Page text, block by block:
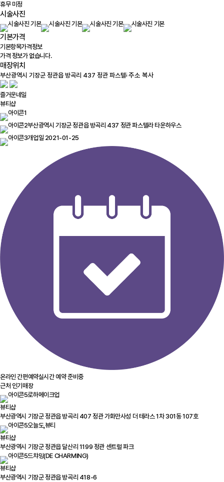
휴무 미정
시술사진
기본가격
기본항목가격정보
가격 정보가 없습니다.
매장위치
주소 복사
즐거운네일
뷰티샵
부산광역시 기장군 정관읍 방곡리 437 정관 파스텔라 타운하우스
개업일 2021-01-25
온라인 간편예약실시간 예약 준비중
근처 인기매장
로하메이크업
뷰티샵
부산광역시 기장군 정관읍 방곡리 407 정관 가화만사성 더 테라스 1차 301동 107호
오늘도,뷰티
뷰티샵
부산광역시 기장군 정관읍 달산리 1199 정관 센트럴 파크
드챠밍(DE CHARMING)
뷰티샵
부산광역시 기장군 정관읍 방곡리 418-6